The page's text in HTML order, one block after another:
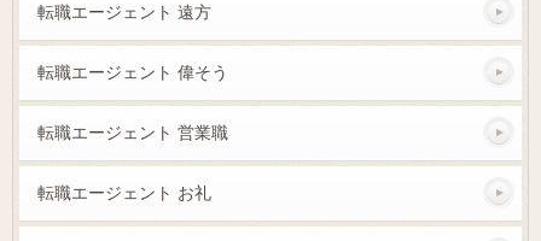
転職エージェント 遠方
転職エージェント 偉そう
転職エージェント 営業職
転職エージェント お礼